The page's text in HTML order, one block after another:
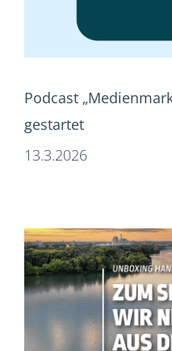
Podcast
gestartet
13.3.2026